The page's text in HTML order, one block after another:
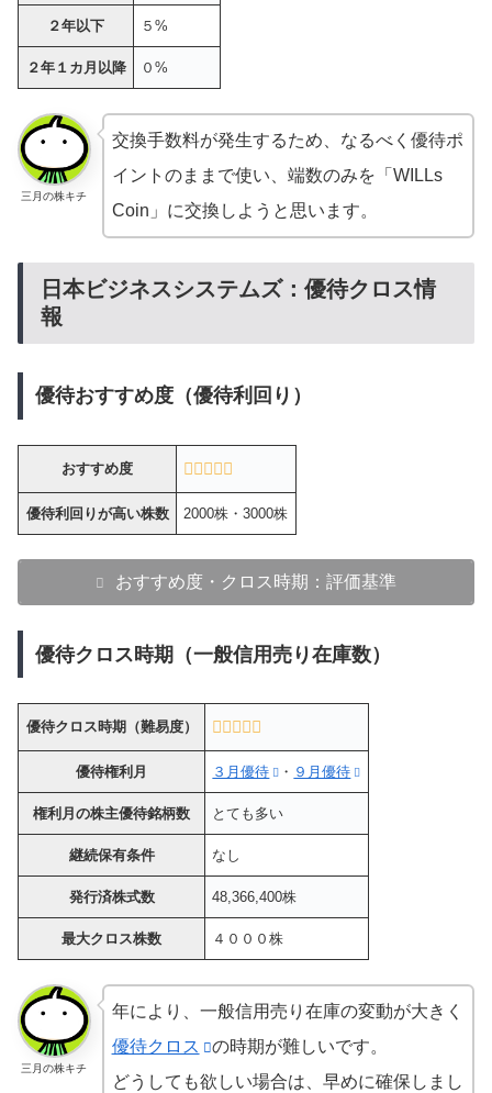
２年以下 ５%
２年１カ月以降 ０%
三月の株キチ
交換手数料が発生するため、なるべく優待ポ
イントのままで使い、端数のみを「WILLs
Coin」に交換しようと思います。
日本ビジネスシステムズ：優待クロス情
報
優待おすすめ度（優待利回り）
おすすめ度
優待利回りが高い株数 2000株・3000株
おすすめ度・クロス時期：評価基準
優待クロス時期（一般信用売り在庫数）
優待クロス時期（難易度）
優待権利月 ３月優待 ・ ９月優待
権利月の株主優待銘柄数 とても多い
継続保有条件 なし
発行済株式数 48,366,400株
最大クロス株数 ４０００株
三月の株キチ
年により、一般信用売り在庫の変動が大きく
優待クロス
の時期が難しいです。
どうしても欲しい場合は、早めに確保しまし